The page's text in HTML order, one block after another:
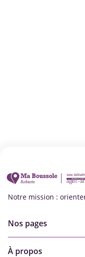
Notre mission :
Nos pages
À propos